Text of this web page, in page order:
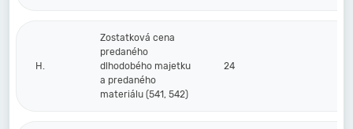
H.
Zostatková cena
predaného
dlhodobého majetku
a predaného
materiálu (541, 542)
24